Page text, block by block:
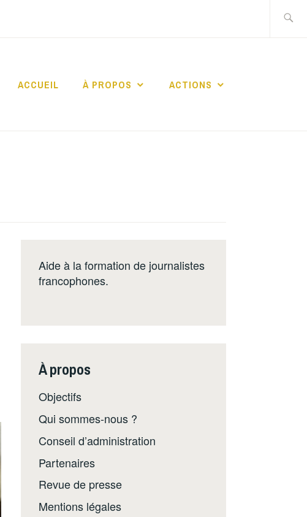
ACCUEIL À PROPOS ACTIONS
Aide à la formation de journalistes
francophones.
À propos
Objectifs
Qui sommes-nous ?
Conseil d’administration
Partenaires
Revue de presse
Mentions légales